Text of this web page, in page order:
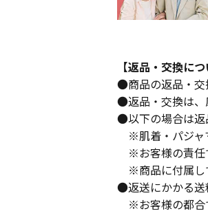
【返品・交換につ
●商品の返品・交
●返品・交換は、
●以下の場合は返
※肌着・パジャ
※お客様の責任
※商品に付属し
●返送にかかる送
※お客様の都合